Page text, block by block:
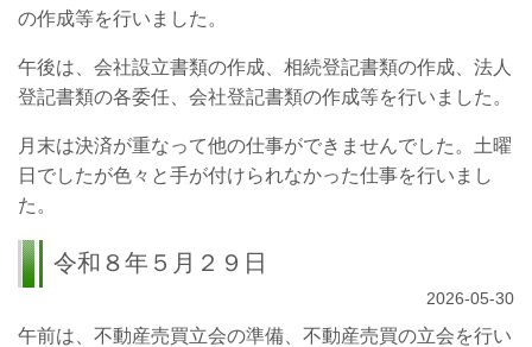
の作成等を行いました。
午後は、会社設立書類の作成、相続登記書類の作成、法人
登記書類の各委任、会社登記書類の作成等を行いました。
月末は決済が重なって他の仕事ができませんでした。土曜
日でしたが色々と手が付けられなかった仕事を行いまし
た。
令和８年５月２９日
2026-05-30
午前は、不動産売買立会の準備、不動産売買の立会を行い